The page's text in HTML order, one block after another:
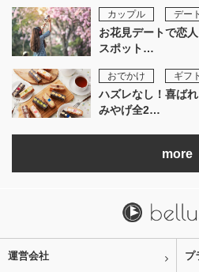
カップル デート
お花見デートで恋
スポット…
おでかけ ギフト
ハズレなし！喜ば
みやげ全2…
more
運営会社 プ